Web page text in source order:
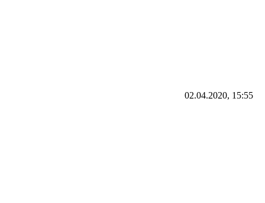
02.04.2020, 15:55